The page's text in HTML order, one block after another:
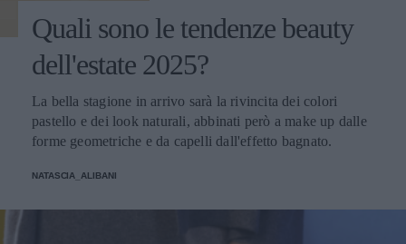
Quali sono le tendenze beauty
dell'estate 2025?
La bella stagione in arrivo sarà la rivincita dei colori
pastello e dei look naturali, abbinati però a make up dalle
forme geometriche e da capelli dall'effetto bagnato.
NATASCIA_ALIBANI